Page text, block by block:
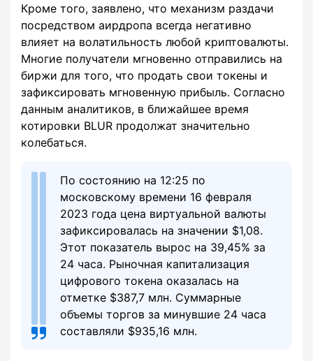
Кроме того, заявлено, что механизм раздачи
посредством аирдропа всегда негативно
влияет на волатильность любой криптовалюты.
Многие получатели мгновенно отправились на
биржи для того, что продать свои токены и
зафиксировать мгновенную прибыль. Согласно
данным аналитиков, в ближайшее время
котировки BLUR продолжат значительно
колебаться.
По состоянию на 12:25 по
московскому времени 16 февраля
2023 года цена виртуальной валюты
зафиксировалась на значении $1,08.
Этот показатель вырос на 39,45% за
24 часа. Рыночная капитализация
цифрового токена оказалась на
отметке $387,7 млн. Суммарные
объемы торгов за минувшие 24 часа
составляли $935,16 млн.